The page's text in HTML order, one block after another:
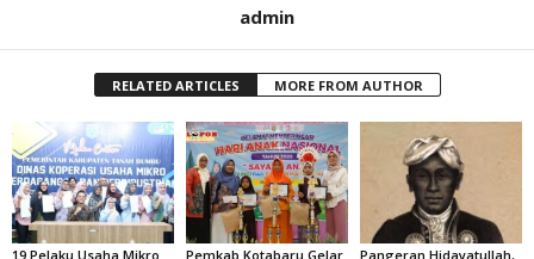
admin
RELATED ARTICLES MORE FROM AUTHOR
19 Pelaku Usaha Mikro Pemkab Kotabaru Gelar Pangeran Hidayatullah,